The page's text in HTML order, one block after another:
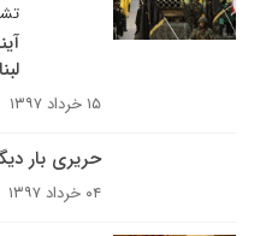
۱۵ خرداد ۱۳۹۷
حریری بار
۰۴ خرداد ۱۳۹۷